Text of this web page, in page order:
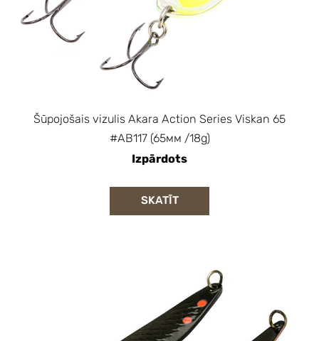
Šūpojošais vizulis Akara Action Series Viskan 65
#AB117 (65мм /18g)
Izpārdots
SKATĪT